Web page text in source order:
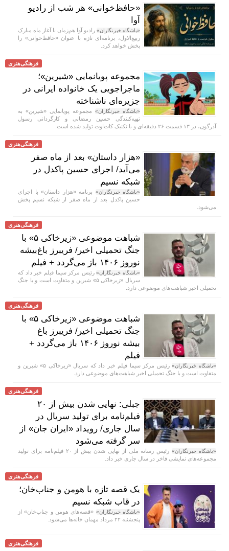
«حافظ‌خوانی» هر شب از رادیو
آوا
«باشگاه خبرنگاران» رادیو آوا هم‌زمان با آغاز ماه مبارک
ربیع‌الاول، برنامه‌ای تازه با عنوان «حافظ‌خوانی» را
پخش خواهد کرد.
فرهنگی‌هنری
مجموعه پویانمایی «شیرین»؛
ماجراجویی یک خانواده ایرانی در
جزیره‌ای ناشناخته
«باشگاه خبرنگاران» مجموعه پویانمایی «شیرین» به
تهیه‌کنندگی حسین رمضانی و کارگردانی رسول
آذرگون، در ۱۳ قسمت ۲۶ دقیقه‌ای و با تکنیک کات‌اوت تولید شده است.
فرهنگی‌هنری
«هزار داستان» بعد از ماه صفر
می‌آید/ اجرای حسین پاکدل در
شبکه نسیم
«باشگاه خبرنگاران» برنامه «هزار داستان» با اجرای
حسین پاکدل بعد از ماه صفر از شبکه نسیم پخش
می‌شود.
فرهنگی‌هنری
شباهت موضوعی «زیرخاکی ۵» با
جنگ تحمیلی اخیر/ فریبرز باغ‌بیشه
نوروز ۱۴۰۶ باز می‌گردد + فیلم
«باشگاه خبرنگاران»رئیس مرکز سیما فیلم خبر داد که
سریال «زیرخاکی ۵» شیرین و متفاوت است و با جنگ
تحمیلی اخیر شباهت‌های موضوعی دارد.
فرهنگی‌هنری
شباهت موضوعی «زیرخاکی ۵» با
جنگ تحمیلی اخیر/ فریبرز باغ
بیشه نوروز ۱۴۰۶ باز می‌گردد +
فیلم
«باشگاه خبرنگاران»
رئیس مرکز سیما فیلم خبر داد که سریال «زیرخاکی ۵» شیرین و
متفاوت است و با جنگ تحمیلی اخیر شباهت‌های موضوعی دارد.
فرهنگی‌هنری
جبلی: نهایی شدن بیش از ۲۰
فیلم‌نامه برای تولید سریال در
سال جاری/ رویداد «ایران جان» از
سر گرفته می‌شود
«باشگاه خبرنگاران»
رئیس رسانه ملی از نهایی شدن بیش از ۲۰ فیلم‌نامه برای تولید
مجموعه‌های نمایشی فاخر در سال جاری خبر داد.
فرهنگی‌هنری
یک قصه تازه با هومن و جناب‌خان؛
در قاب شبکه نسیم
«باشگاه خبرنگاران» «قصه‌های هومن و جناب‌خان» از
پنجشنبه ۲۲ مرداد مهمان خانه‌ها می‌شود.
فرهنگی‌هنری